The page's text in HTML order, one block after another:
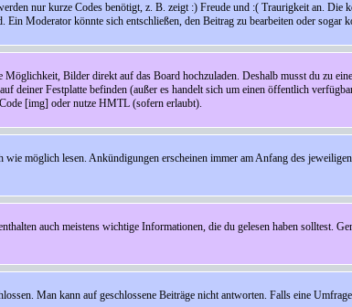
nur kurze Codes benötigt, z. B. zeigt :) Freude und :( Traurigkeit an.
Moderator könnte sich entschließen, den Beitrag zu bearbeiten oder sogar
Bilder direkt auf das Board hochzuladen. Deshalb musst du zu
Festplatte befinden (außer es handelt sich um einen öffentlich
[img] oder nutze HMTL (sofern erlaubt).
möglich lesen. Ankündigungen erscheinen immer am Anfang des
auch meistens wichtige Informationen, die du gelesen haben solltest.
Man kann auf geschlossene Beiträge nicht antworten. Falls eine